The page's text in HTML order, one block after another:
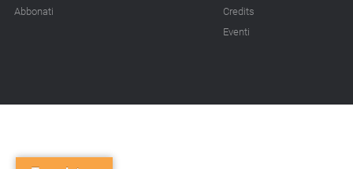
Abbonati
Credits
Eventi